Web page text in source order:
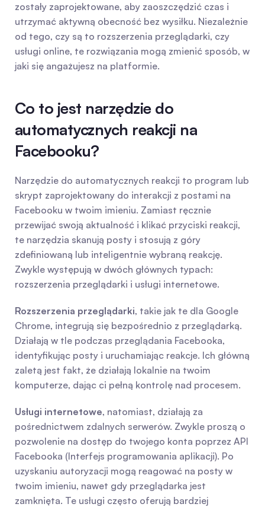
zostały zaprojektowane, aby zaoszczędzić czas i
utrzymać aktywną obecność bez wysiłku. Niezależnie
od tego, czy są to rozszerzenia przeglądarki, czy
usługi online, te rozwiązania mogą zmienić sposób, w
jaki się angażujesz na platformie.
Co to jest narzędzie do
automatycznych reakcji na
Facebooku?
Narzędzie do automatycznych reakcji to program lub
skrypt zaprojektowany do interakcji z postami na
Facebooku w twoim imieniu. Zamiast ręcznie
przewijać swoją aktualność i klikać przyciski reakcji,
te narzędzia skanują posty i stosują z góry
zdefiniowaną lub inteligentnie wybraną reakcję.
Zwykle występują w dwóch głównych typach:
rozszerzenia przeglądarki i usługi internetowe.
Rozszerzenia przeglądarki, takie jak te dla Google
Chrome, integrują się bezpośrednio z przeglądarką.
Działają w tle podczas przeglądania Facebooka,
identyfikując posty i uruchamiając reakcje. Ich główną
zaletą jest fakt, że działają lokalnie na twoim
komputerze, dając ci pełną kontrolę nad procesem.
Usługi internetowe, natomiast, działają za
pośrednictwem zdalnych serwerów. Zwykle proszą o
pozwolenie na dostęp do twojego konta poprzez API
Facebooka (Interfejs programowania aplikacji). Po
uzyskaniu autoryzacji mogą reagować na posty w
twoim imieniu, nawet gdy przeglądarka jest
zamknięta. Te usługi często oferują bardziej